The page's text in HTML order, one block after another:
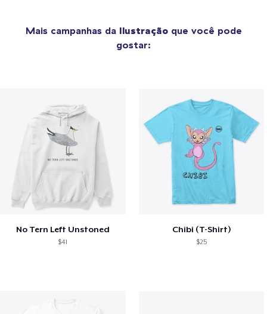
Mais campanhas da Ilustraçãoque você pode
gostar:
No Tern Left Unstoned
$41
Chibi (T-Shirt)
$25